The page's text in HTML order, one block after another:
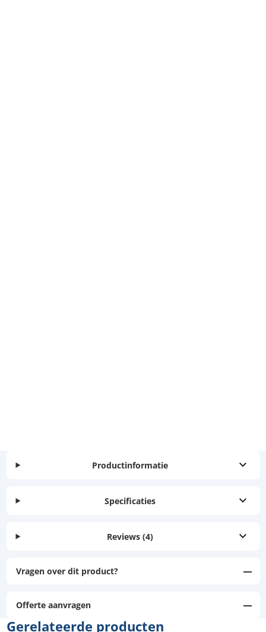
Productinformatie
Specificaties
Reviews (4)
Vragen over dit product?
Offerte aanvragen
Gerelateerde producten